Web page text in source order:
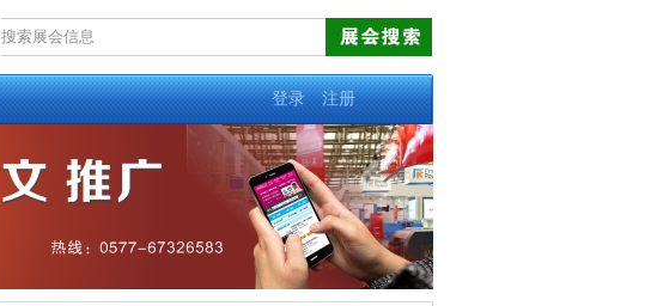
登录 注册